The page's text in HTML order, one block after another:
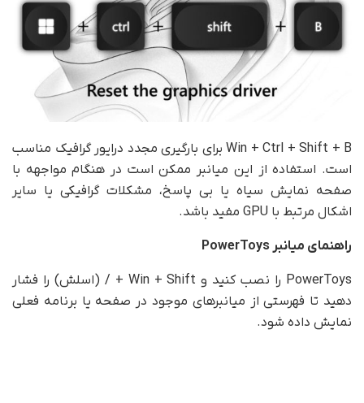
Win + Ctrl + Shift + B برای بارگیری مجدد درایور گرافیک مناسب
است. استفاده از این میانبر ممکن است در هنگام مواجهه با
صفحه نمایش سیاه یا بی پاسخ، مشکلات گرافیکی یا سایر
اشکال مرتبط با GPU مفید باشد.
راهنمای میانبر PowerToys
PowerToys را نصب کنید و Win + Shift + / (اسلش) را فشار
دهید تا فهرستی از میانبرهای موجود در صفحه یا برنامه فعلی
نمایش داده شود.